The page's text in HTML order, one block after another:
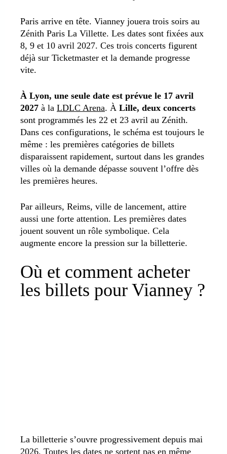
Paris arrive en tête. Vianney jouera trois soirs au
Zénith Paris La Villette. Les dates sont fixées aux
8, 9 et 10 avril 2027. Ces trois concerts figurent
déjà sur Ticketmaster et la demande progresse
vite.
À Lyon, une seule date est prévue le 17 avril
2027 à la LDLC Arena. À Lille, deux concerts
sont programmés les 22 et 23 avril au Zénith.
Dans ces configurations, le schéma est toujours le
même : les premières catégories de billets
disparaissent rapidement, surtout dans les grandes
villes où la demande dépasse souvent l’offre dès
les premières heures.
Par ailleurs, Reims, ville de lancement, attire
aussi une forte attention. Les premières dates
jouent souvent un rôle symbolique. Cela
augmente encore la pression sur la billetterie.
Où et comment acheter
les billets pour Vianney ?
La billetterie s’ouvre progressivement depuis mai
2026. Toutes les dates ne sortent pas en même